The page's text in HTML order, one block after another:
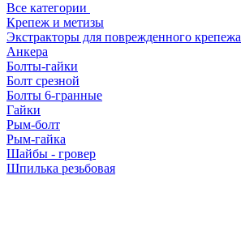
Все категории
Крепеж и метизы
Экстракторы для поврежденного крепежа
Анкера
Болты-гайки
Болт срезной
Болты 6-гранные
Гайки
Рым-болт
Рым-гайка
Шайбы - гровер
Шпилька резьбовая